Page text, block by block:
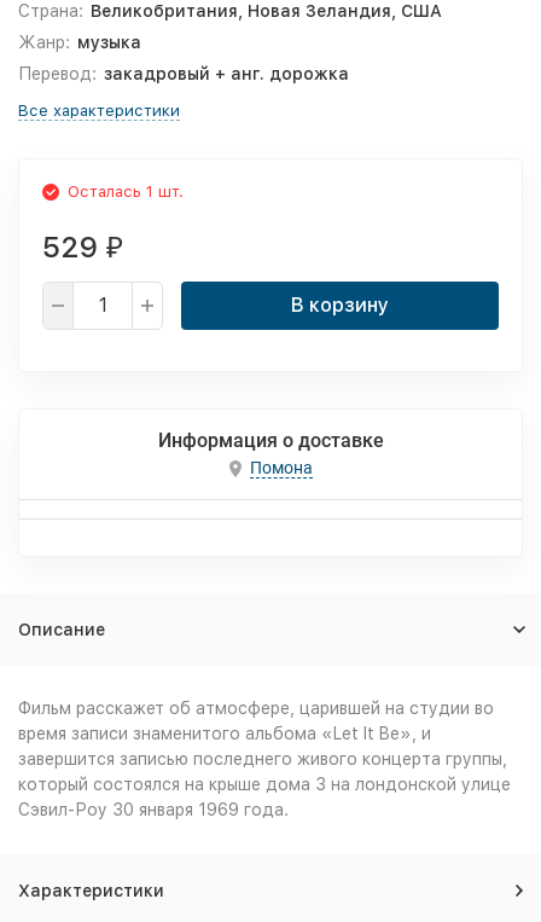
Страна: Великобритания, Новая Зеландия, США
Жанр: музыка
Перевод: закадровый + анг. дорожка
Все характеристики
Осталась 1 шт.
529 ₽
В корзину
Информация о доставке
Помона
Описание
Фильм расскажет об атмосфере, царившей на студии во
время записи знаменитого альбома «Let It Be», и
завершится записью последнего живого концерта группы,
который состоялся на крыше дома 3 на лондонской улице
Сэвил-Роу 30 января 1969 года.
Характеристики